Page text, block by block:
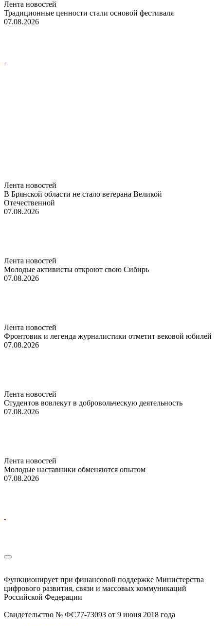
Лента новостей
Традиционные ценности стали основой фестиваля
07.08.2026
Лента новостей
В Брянской области не стало ветерана Великой
Отечественной
07.08.2026
Лента новостей
Молодые активисты откроют свою Сибирь
07.08.2026
Лента новостей
Фронтовик и легенда журналистики отметит вековой юбилей
07.08.2026
Лента новостей
Студентов вовлекут в добровольческую деятельность
07.08.2026
Лента новостей
Молодые наставники обменяются опытом
07.08.2026
Функционирует при финансовой поддержке Министерства
цифрового развития, связи и массовых коммуникаций
Российской Федерации
Свидетельство № ФС77-73093 от 9 июня 2018 года